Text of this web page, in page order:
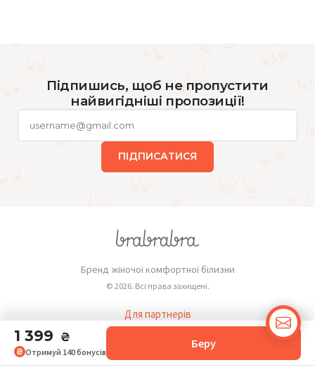
1 399 ₴
Отримуй 140бонусів
Беру
Підпишись, щоб не пропустити
найвигідніші пропозиції!
ПІДПИСАТИСЯ
Бренд жіночої комфортної білизни
© 2026. Всі права захищені.
Для партнерів